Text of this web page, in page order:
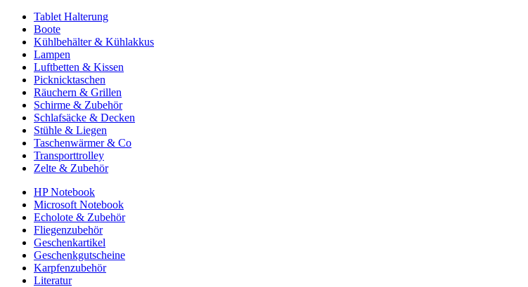
Tablet Halterung
Boote
Kühlbehälter & Kühlakkus
Lampen
Luftbetten & Kissen
Picknicktaschen
Räuchern & Grillen
Schirme & Zubehör
Schlafsäcke & Decken
Stühle & Liegen
Taschenwärmer & Co
Transporttrolley
Zelte & Zubehör
HP Notebook
Microsoft Notebook
Echolote & Zubehör
Fliegenzubehör
Geschenkartikel
Geschenkgutscheine
Karpfenzubehör
Literatur